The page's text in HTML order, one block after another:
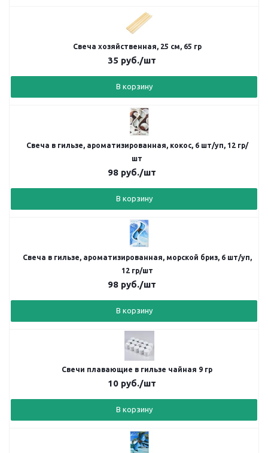
Свеча хозяйственная, 25 см, 65 гр
35 руб./шт
В корзину
Свеча в гильзе, ароматизированная, кокос, 6 шт/уп, 12 гр/
шт
98 руб./шт
В корзину
Свеча в гильзе, ароматизированная, морской бриз, 6 шт/уп,
12 гр/шт
98 руб./шт
В корзину
Свечи плавающие в гильзе чайная 9 гр
10 руб./шт
В корзину